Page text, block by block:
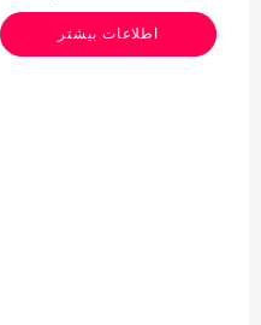
اطلاعات بیشتر